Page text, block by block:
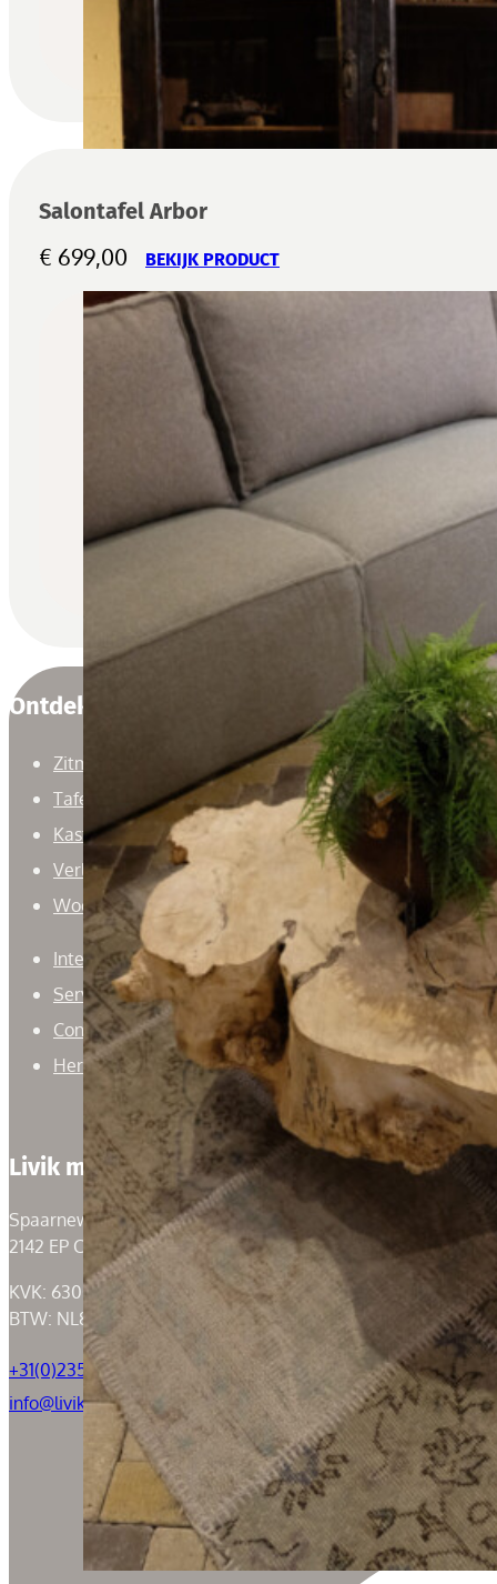
Salontafel Arbor
€ 699,00 BEKIJK PRODUCT
Ontdek
Zitmeubelen
Tafels
Kasten
Verlichting
Woonaccessoires
Interieuradvies
Service
Contact
Herroepingsrecht
Livik meubelen
Spaarneweg 59
2142 EP Cruquius
KVK: 63004526
BTW: NL855050184B01
+31(0)235294739
info@livik.nl